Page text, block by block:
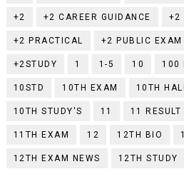
+2 +2 CAREER GUIDANCE +2
+2 PRACTICAL +2 PUBLIC EXAM
+2STUDY 1 1-5 10 100
10STD 10TH EXAM 10TH
10TH STUDY'S 11 11 RESULT
11TH EXAM 12 12TH BIO
12TH EXAM NEWS 12TH STUDY